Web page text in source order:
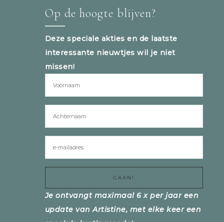
Op de hoogte blijven?
Deze speciale akties en de laatste
interessante nieuwtjes wil je niet
missen!
Je ontvangt maximaal 6 x per jaar een
update van Artistine, met elke keer een